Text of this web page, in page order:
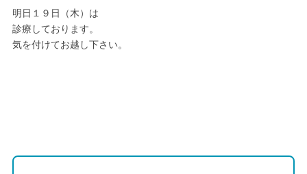
明日１９日（木）は
診療しております。
気を付けてお越し下さい。